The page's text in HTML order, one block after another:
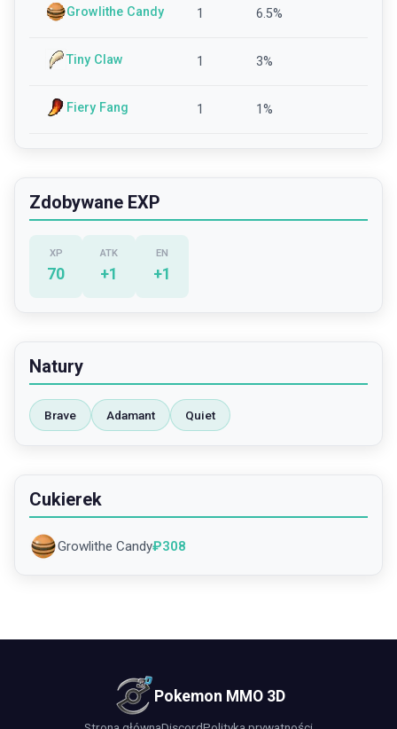
Growlithe Candy 1 6.5%
Tiny Claw 1 3%
Fiery Fang 1 1%
Zdobywane EXP
XP
70
ATK
+1
EN
+1
Natury
Brave Adamant Quiet
Cukierek
Growlithe Candy₽308
Pokemon MMO 3D